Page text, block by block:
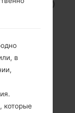
в
которые